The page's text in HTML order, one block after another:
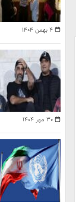
۴ بهمن ۱۴۰۴
۳۰ مهر ۱۴۰۴